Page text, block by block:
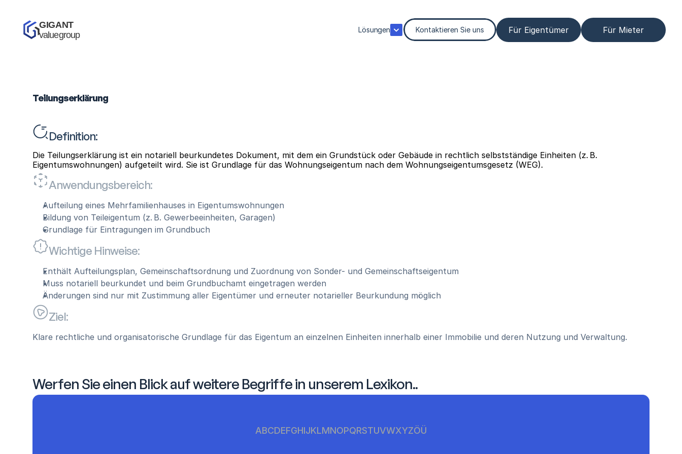
Teilungserklärung
Definition:
Die Teilungserklärung ist ein notariell beurkundetes Dokument, mit dem ein Grundstück oder Gebäude in rechtlich selbstständige Einheiten (z. B.
Eigentumswohnungen) aufgeteilt wird. Sie ist Grundlage für das Wohnungseigentum nach dem Wohnungseigentumsgesetz (WEG).
Anwendungsbereich:
Aufteilung eines Mehrfamilienhauses in Eigentumswohnungen
Bildung von Teileigentum (z. B. Gewerbeeinheiten, Garagen)
Grundlage für Eintragungen im Grundbuch
Wichtige Hinweise:
Enthält Aufteilungsplan, Gemeinschaftsordnung und Zuordnung von Sonder- und Gemeinschaftseigentum
Muss notariell beurkundet und beim Grundbuchamt eingetragen werden
Änderungen sind nur mit Zustimmung aller Eigentümer und erneuter notarieller Beurkundung möglich
Ziel:
Klare rechtliche und organisatorische Grundlage für das Eigentum an einzelnen Einheiten innerhalb einer Immobilie und deren Nutzung und Verwaltung.
Werfen Sie einen Blick auf weitere Begriffe in unserem Lexikon..
ABCDEFGHIJKLMNOPQRSTUVWXYZÖÜ
GIGANT
valuegroup
Lösungen Kontaktieren Sie uns Für Eigentümer Für Mieter